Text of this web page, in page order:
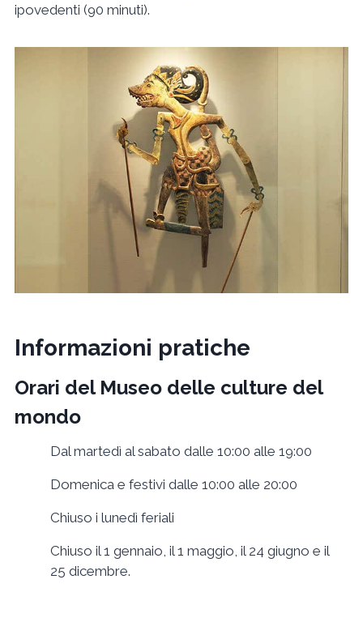
ipovedenti (90 minuti).
Informazioni pratiche
Orari del Museo delle culture del
mondo
Dal martedì al sabato dalle 10:00 alle 19:00
Domenica e festivi dalle 10:00 alle 20:00
Chiuso i lunedì feriali
Chiuso il 1 gennaio, il 1 maggio, il 24 giugno e il
25 dicembre.